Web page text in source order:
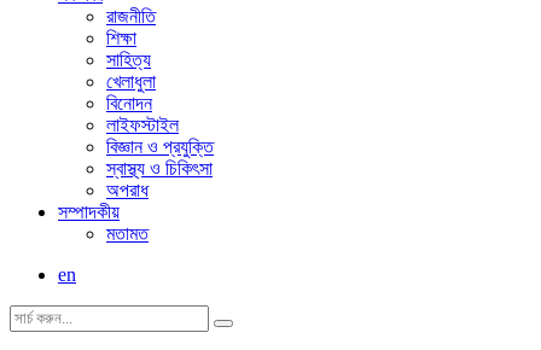
রাজনীতি
শিক্ষা
সাহিত্য
খেলাধুলা
বিনোদন
লাইফস্টাইল
বিজ্ঞান ও প্রযুক্তি
স্বাস্থ্য ও চিকিৎসা
অপরাধ
সম্পাদকীয়
মতামত
en